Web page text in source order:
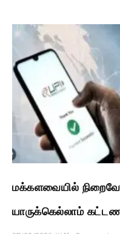
மக்களவையில்
யாருக்கெல்லாம்